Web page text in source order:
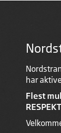
har
Flest